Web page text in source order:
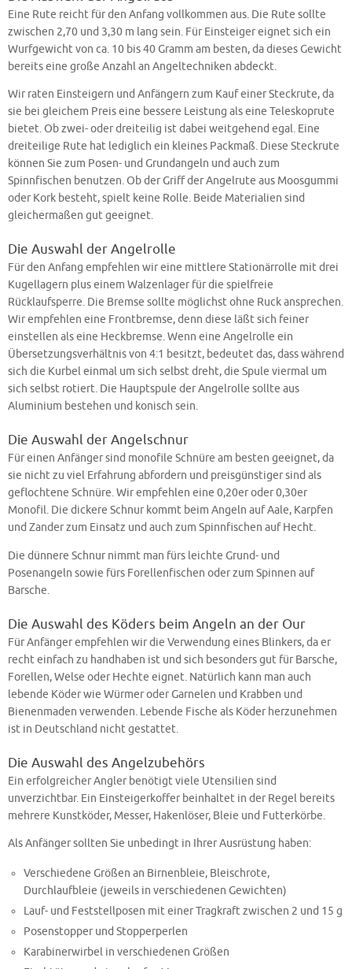
Eine Rute reicht für den Anfang vollkommen aus. Die Rute sollte
zwischen 2,70 und 3,30 m lang sein. Für Einsteiger eignet sich ein
Wurfgewicht von ca. 10 bis 40 Gramm am besten, da dieses Gewicht
bereits eine große Anzahl an Angeltechniken abdeckt.
Wir raten Einsteigern und Anfängern zum Kauf einer Steckrute, da
sie bei gleichem Preis eine bessere Leistung als eine Teleskoprute
bietet. Ob zwei- oder dreiteilig ist dabei weitgehend egal. Eine
dreiteilige Rute hat lediglich ein kleines Packmaß. Diese Steckrute
können Sie zum Posen- und Grundangeln und auch zum
Spinnfischen benutzen. Ob der Griff der Angelrute aus Moosgummi
oder Kork besteht, spielt keine Rolle. Beide Materialien sind
gleichermaßen gut geeignet.
Die Auswahl der Angelrolle
Für den Anfang empfehlen wir eine mittlere Stationärrolle mit drei
Kugellagern plus einem Walzenlager für die spielfreie
Rücklaufsperre. Die Bremse sollte möglichst ohne Ruck ansprechen.
Wir empfehlen eine Frontbremse, denn diese läßt sich feiner
einstellen als eine Heckbremse. Wenn eine Angelrolle ein
Übersetzungsverhältnis von 4:1 besitzt, bedeutet das, dass während
sich die Kurbel einmal um sich selbst dreht, die Spule viermal um
sich selbst rotiert. Die Hauptspule der Angelrolle sollte aus
Aluminium bestehen und konisch sein.
Die Auswahl der Angelschnur
Für einen Anfänger sind monofile Schnüre am besten geeignet, da
sie nicht zu viel Erfahrung abfordern und preisgünstiger sind als
geflochtene Schnüre. Wir empfehlen eine 0,20er oder 0,30er
Monofil. Die dickere Schnur kommt beim Angeln auf Aale, Karpfen
und Zander zum Einsatz und auch zum Spinnfischen auf Hecht.
Die dünnere Schnur nimmt man fürs leichte Grund- und
Posenangeln sowie fürs Forellenfischen oder zum Spinnen auf
Barsche.
Die Auswahl des Köders beim Angeln an der Our
Für Anfänger empfehlen wir die Verwendung eines Blinkers, da er
recht einfach zu handhaben ist und sich besonders gut für Barsche,
Forellen, Welse oder Hechte eignet. Natürlich kann man auch
lebende Köder wie Würmer oder Garnelen und Krabben und
Bienenmaden verwenden. Lebende Fische als Köder herzunehmen
ist in Deutschland nicht gestattet.
Die Auswahl des Angelzubehörs
Ein erfolgreicher Angler benötigt viele Utensilien sind
unverzichtbar. Ein Einsteigerkoffer beinhaltet in der Regel bereits
mehrere Kunstköder, Messer, Hakenlöser, Bleie und Futterkörbe.
Als Anfänger sollten Sie unbedingt in Ihrer Ausrüstung haben:
Verschiedene Größen an Birnenbleie, Bleischrote,
Durchlaufbleie (jeweils in verschiedenen Gewichten)
Lauf- und Feststellposen mit einer Tragkraft zwischen 2 und 15 g
Posenstopper und Stopperperlen
Karabinerwirbel in verschiedenen Größen